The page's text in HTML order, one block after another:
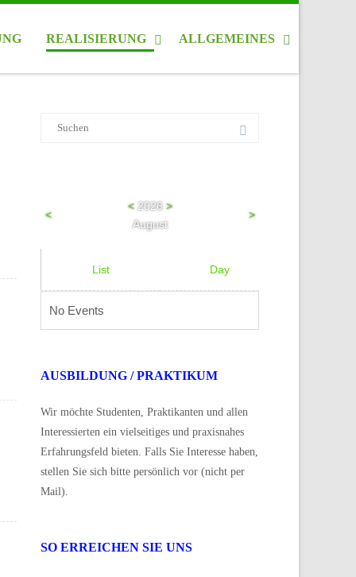
REALISIERUNG ALLGEMEINES
Suche
<
<2026 >
August
>
List Day
No Events
AUSBILDUNG / PRAKTIKUM
Wir möchte Studenten, Praktikanten und allen
Interessierten ein vielseitiges und praxisnahes
Erfahrungsfeld bieten. Falls Sie Interesse haben,
stellen Sie sich bitte persönlich vor (nicht per
Mail).
SO ERREICHEN SIE UNS